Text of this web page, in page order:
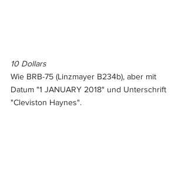
10 Dollars
Wie BRB-75 (Linzmayer B234b), aber mit
Datum "1 JANUARY 2018" und Unterschrift
"Cleviston Haynes".